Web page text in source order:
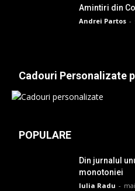
Amintiri din
Andrei Partos -
Cadouri Personalizate
POPULARE
Din jurnalul
monotoniei
Iulia Radu -